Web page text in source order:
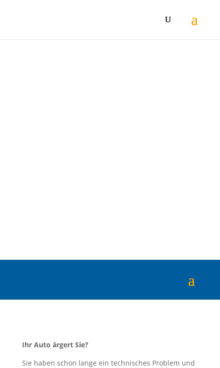
Ihr Auto ärgert Sie?
Sie haben schon lange ein technisches Problem und